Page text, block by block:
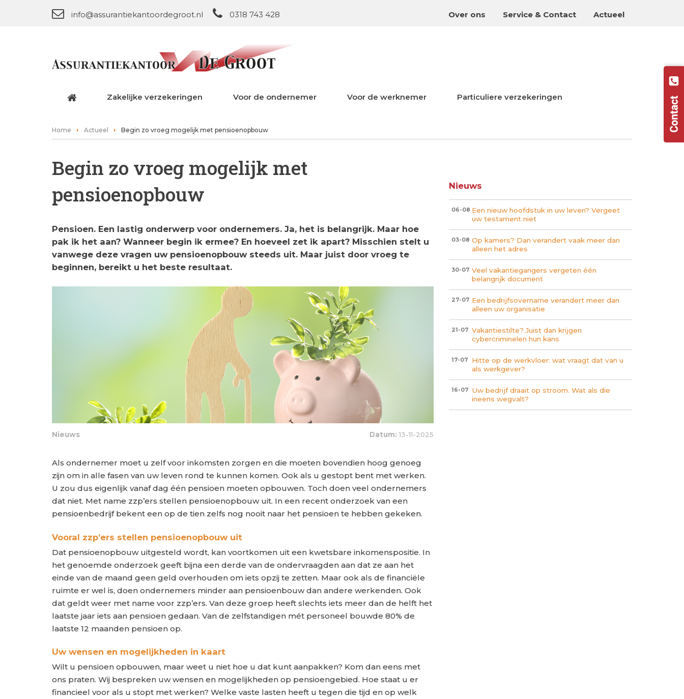
info@assurantiekantoordegroot.nl 0318 743 428 Over ons Service & Contact Actueel
Zakelijke verzekeringen Voor de ondernemer Voor de werknemer Particuliere verzekeringen
Home Actueel Begin zo vroeg mogelijk met pensioenopbouw
Begin zo vroeg mogelijk met
pensioenopbouw
Pensioen. Een lastig onderwerp voor ondernemers. Ja, het is belangrijk. Maar hoe
pak ik het aan? Wanneer begin ik ermee? En hoeveel zet ik apart? Misschien stelt u
vanwege deze vragen uw pensioenopbouw steeds uit. Maar juist door vroeg te
beginnen, bereikt u het beste resultaat.
Nieuws Datum:13-11-2025
Als ondernemer moet u zelf voor inkomsten zorgen en die moeten bovendien hoog genoeg
zijn om in alle fasen van uw leven rond te kunnen komen. Ook als u gestopt bent met werken.
U zou dus eigenlijk vanaf dag één pensioen moeten opbouwen. Toch doen veel ondernemers
dat niet. Met name zzp’ers stellen pensioenopbouw uit. In een recent onderzoek van een
pensioenbedrijf bekent een op de tien zelfs nog nooit naar het pensioen te hebben gekeken.
Vooral zzp’ers stellen pensioenopbouw uit
Dat pensioenopbouw uitgesteld wordt, kan voortkomen uit een kwetsbare inkomenspositie. In
het genoemde onderzoek geeft bijna een derde van de ondervraagden aan dat ze aan het
einde van de maand geen geld overhouden om iets opzij te zetten. Maar ook als de financiële
ruimte er wel is, doen ondernemers minder aan pensioenbouw dan andere werkenden. Ook
dat geldt weer met name voor zzp’ers. Van deze groep heeft slechts iets meer dan de helft het
laatste jaar iets aan pensioen gedaan. Van de zelfstandigen mét personeel bouwde 80% de
laatste 12 maanden pensioen op.
Uw wensen en mogelijkheden in kaart
Wilt u pensioen opbouwen, maar weet u niet hoe u dat kunt aanpakken? Kom dan eens met
ons praten. Wij bespreken uw wensen en mogelijkheden op pensioengebied. Hoe staat u er
financieel voor als u stopt met werken? Welke vaste lasten heeft u tegen die tijd en op welk
Nieuws
06-08 Een nieuw hoofdstuk in uw leven? Vergeet
uw testament niet
03-08 Op kamers? Dan verandert vaak meer dan
alleen het adres
30-07 Veel vakantiegangers vergeten één
belangrijk document
27-07 Een bedrijfsovername verandert meer dan
alleen uw organisatie
21-07 Vakantiestilte? Juist dan krijgen
cybercriminelen hun kans
17-07
Hitte op de werkvloer: wat vraagt dat van u
als werkgever?
16-07
Uw bedrijf draait op stroom. Wat als die
ineens wegvalt?